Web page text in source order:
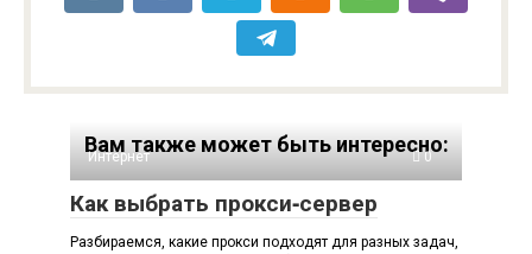
Вам также может быть интересно:
Интернет 0
Как выбрать прокси‑сервер
Разбираемся, какие прокси подходят для разных задач,